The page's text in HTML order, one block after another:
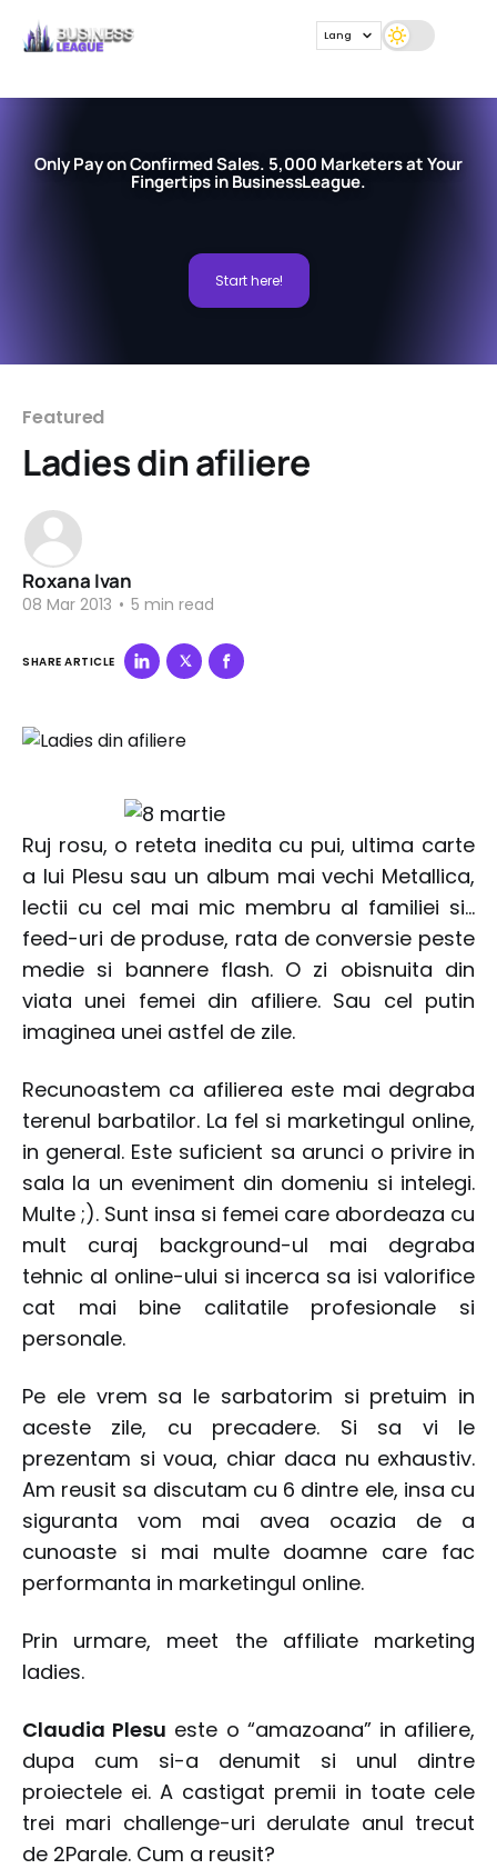
Lang
Only Pay on Confirmed Sales. 5,000 Marketers at Your
Fingertips in BusinessLeague.
Start here!
Featured
Ladies din afiliere
Roxana Ivan
08 Mar 2013 • 5 min read
SHARE ARTICLE
Ruj rosu, o reteta inedita cu pui, ultima carte
a lui Plesu sau un album mai vechi Metallica,
lectii cu cel mai mic membru al familiei si…
feed-uri de produse, rata de conversie peste
medie si bannere flash. O zi obisnuita din
viata unei femei din afiliere. Sau cel putin
imaginea unei astfel de zile.
Recunoastem ca afilierea este mai degraba
terenul barbatilor. La fel si marketingul online,
in general. Este suficient sa arunci o privire in
sala la un eveniment din domeniu si intelegi.
Multe ;). Sunt insa si femei care abordeaza cu
mult curaj background-ul mai degraba
tehnic al online-ului si incerca sa isi valorifice
cat mai bine calitatile profesionale si
personale.
Pe ele vrem sa le sarbatorim si pretuim in
aceste zile, cu precadere. Si sa vi le
prezentam si voua, chiar daca nu exhaustiv.
Am reusit sa discutam cu 6 dintre ele, insa cu
siguranta vom mai avea ocazia de a
cunoaste si mai multe doamne care fac
performanta in marketingul online.
Prin urmare, meet the affiliate marketing
ladies.
Claudia Plesu este o “amazoana” in afiliere,
dupa cum si-a denumit si unul dintre
proiectele ei. A castigat premii in toate cele
trei mari challenge-uri derulate anul trecut
de 2Parale. Cum a reusit?